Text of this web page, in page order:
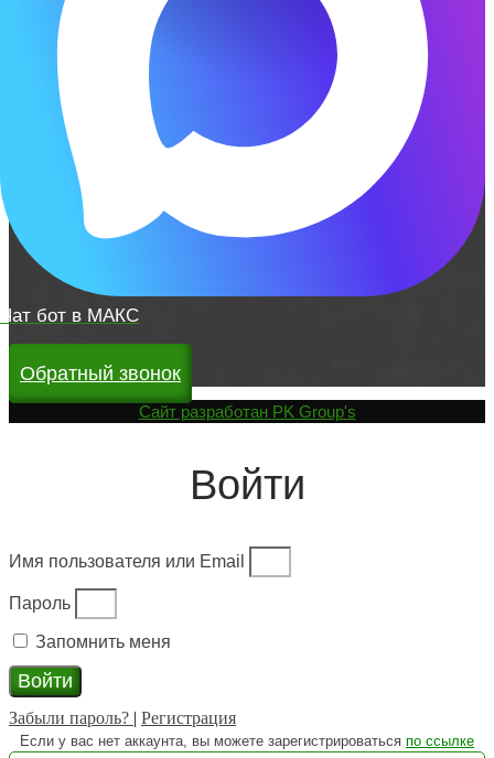
Чат бот в МАКС
Обратный звонок
Cайт разработан PK Group's
Войти
Имя пользователя или Email
Пароль
Запомнить меня
Войти
Забыли пароль? | Регистрация
Если у вас нет аккаунта, вы можете зарегистрироваться по ссылке